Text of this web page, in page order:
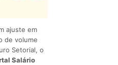
ajuste em
de volume
Setorial, o
Salário